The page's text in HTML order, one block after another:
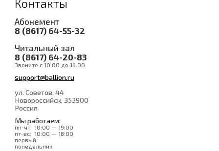
Контакты
Абонемент
8 (8617) 64-55-32
Читальный зал
8 (8617) 64-20-83
Звоните с 10:00 до 18:00
support@ballion.ru
ул. Советов, 44
Новороссийск, 353900
Россия
Мы работаем:
пн-чт: 10:00 — 19:00
пт-вс: 10:00 — 18:00
первый
понедельник